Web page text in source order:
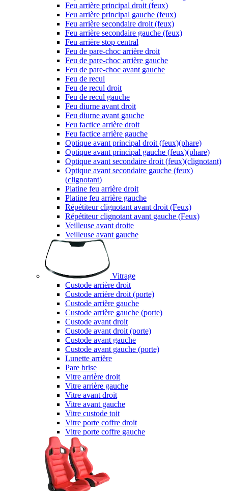
Feu arrière principal droit (feux)
Feu arrière principal gauche (feux)
Feu arrière secondaire droit (feux)
Feu arrière secondaire gauche (feux)
Feu arrière stop central
Feu de pare-choc arrière droit
Feu de pare-choc arrière gauche
Feu de pare-choc avant gauche
Feu de recul
Feu de recul droit
Feu de recul gauche
Feu diurne avant droit
Feu diurne avant gauche
Feu factice arrière droit
Feu factice arrière gauche
Optique avant principal droit (feux)(phare)
Optique avant principal gauche (feux)(phare)
Optique avant secondaire droit (feux)(clignotant)
Optique avant secondaire gauche (feux)
(clignotant)
Platine feu arrière droit
Platine feu arrière gauche
Répétiteur clignotant avant droit (Feux)
Répétiteur clignotant avant gauche (Feux)
Veilleuse avant droite
Veilleuse avant gauche
Vitrage
Custode arrière droit
Custode arrière droit (porte)
Custode arrière gauche
Custode arrière gauche (porte)
Custode avant droit
Custode avant droit (porte)
Custode avant gauche
Custode avant gauche (porte)
Lunette arrière
Pare brise
Vitre arrière droit
Vitre arrière gauche
Vitre avant droit
Vitre avant gauche
Vitre custode toit
Vitre porte coffre droit
Vitre porte coffre gauche